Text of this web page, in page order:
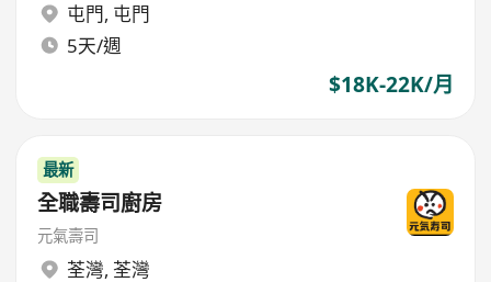
屯門, 屯門
5天/週
$18K-22K/月
最新
全職壽司廚房
元氣壽司
荃灣, 荃灣